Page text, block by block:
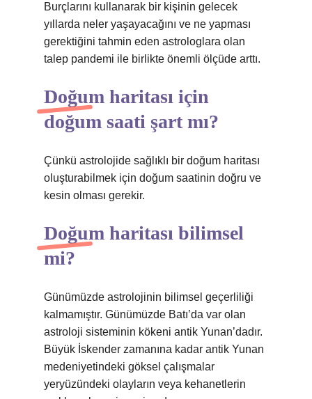
Burçlarını kullanarak bir kişinin gelecek
yıllarda neler yaşayacağını ve ne yapması
gerektiğini tahmin eden astrologlara olan
talep pandemi ile birlikte önemli ölçüde arttı.
Doğum haritası için
doğum saati şart mı?
Çünkü astrolojide sağlıklı bir doğum haritası
oluşturabilmek için doğum saatinin doğru ve
kesin olması gerekir.
Doğum haritası bilimsel
mi?
Günümüzde astrolojinin bilimsel geçerliliği
kalmamıştır. Günümüzde Batı’da var olan
astroloji sisteminin kökeni antik Yunan’dadır.
Büyük İskender zamanına kadar antik Yunan
medeniyetindeki göksel çalışmalar
yeryüzündeki olayların veya kehanetlerin